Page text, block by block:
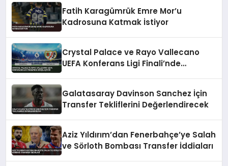
Fatih Karagümrük Emre Mor’u
Kadrosuna Katmak İstiyor
Crystal Palace ve Rayo Vallecano
UEFA Konferans Ligi Finali’nde
Galatasaray Davinson Sanchez İçin
Transfer Tekliflerini Değerlendirecek
Aziz Yıldırım’dan Fenerbahçe’ye Salah
ve Sörloth Bombası Transfer İddiaları